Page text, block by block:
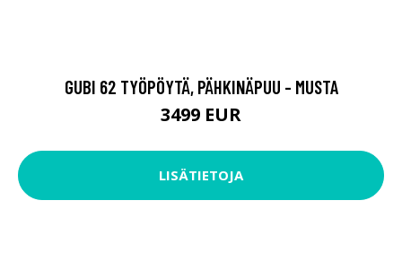
GUBI 62 TYÖPÖYTÄ, PÄHKINÄPUU - MUSTA
3499 EUR
LISÄTIETOJA